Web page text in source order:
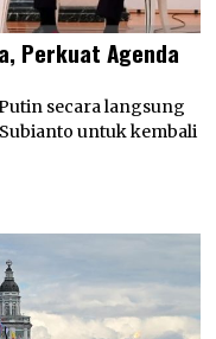
Perkuat Agenda
secara langsung
untuk kembali